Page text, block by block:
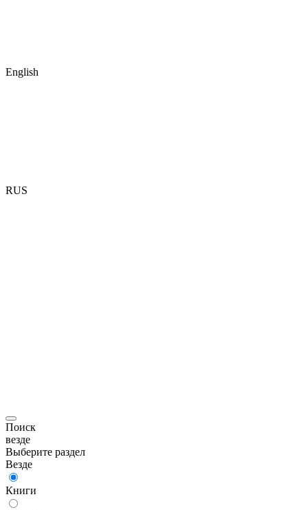
English
RUS
Поиск
везде
Выберите раздел
Везде
Книги